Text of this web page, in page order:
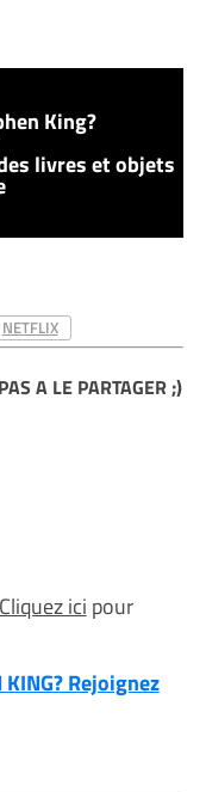
King?
livres et objets
NETFLIX
A LE PARTAGER ;)
Cliquez ici pour
KING? Rejoignez